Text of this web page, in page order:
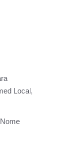
Local,